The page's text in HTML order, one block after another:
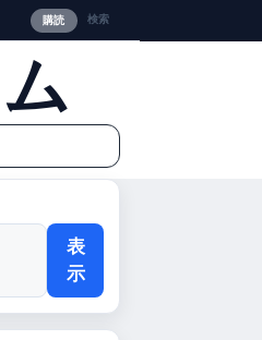
購読 検索
表
示